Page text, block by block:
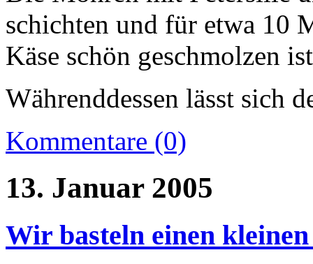
schichten und für etwa 10
Käse schön geschmolzen
Währenddessen lässt sich
Kommentare (0)
13. Januar 2005
Wir basteln einen